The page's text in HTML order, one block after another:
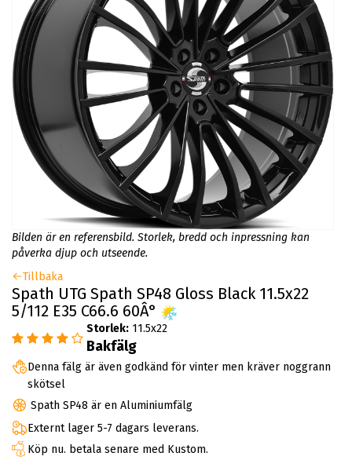
Bilden är en referensbild. Storlek, bredd och inpressning kan
påverka djup och utseende.
Tillbaka
Spath UTG Spath SP48 Gloss Black 11.5x22
5/112 E35 C66.6 60Â°
Storlek: 11.5x22
Bakfälg
Denna fälg är även godkänd för vinter men kräver noggrann
skötsel
Spath SP48 är en Aluminiumfälg
Externt lager 5-7 dagars leverans.
Köp nu. betala senare med Kustom.